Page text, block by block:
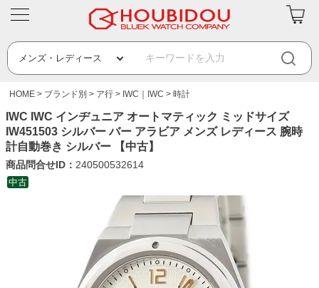
HOME ブランド別 ア行 IWC｜IWC 時計
IWC IWC インヂュニア オートマティック ミッドサイズ
IW451503 シルバー バー アラビア メンズ レディース 腕時
計自動巻き シルバー 【中古】
商品問合せID： 240500532614
中古